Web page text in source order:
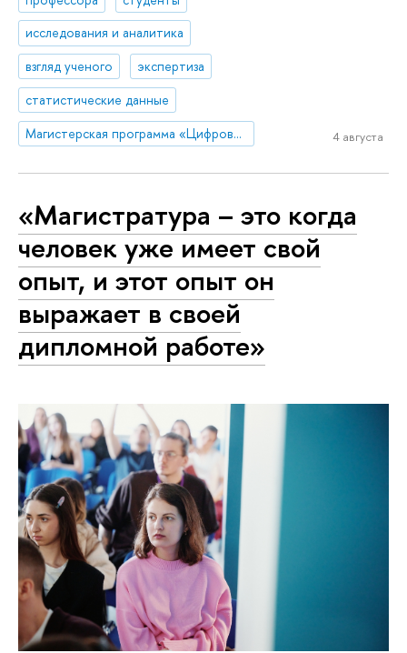
исследования и аналитика
взгляд ученого
экспертиза
статистические данные
Магистерская программа «Цифровые коммуникации и продуктовая аналитика»
4 августа
«Магистратура – это когда
человек уже имеет свой
опыт, и этот опыт он
выражает в своей
дипломной работе»